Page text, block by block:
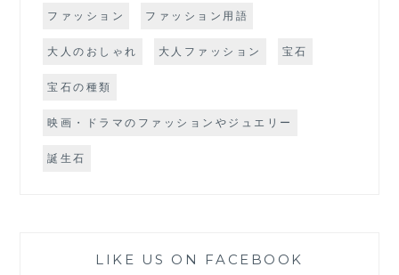
ファッション ファッション用語
大人のおしゃれ 大人ファッション 宝石
宝石の種類
映画・ドラマのファッションやジュエリー
誕生石
LIKE US ON FACEBOOK